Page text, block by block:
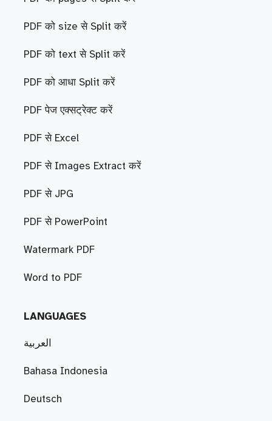
PDF को size से Split करें
PDF को text से Split करें
PDF को आधा Split करें
PDF पेज एक्सट्रेक्ट करें
PDF से Excel
PDF से Images Extract करें
PDF से JPG
PDF से PowerPoint
Watermark PDF
Word to PDF
LANGUAGES
العربية
Bahasa Indonesia
Deutsch